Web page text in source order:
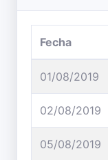
Fecha
01/08/2019
02/08/2019
05/08/2019